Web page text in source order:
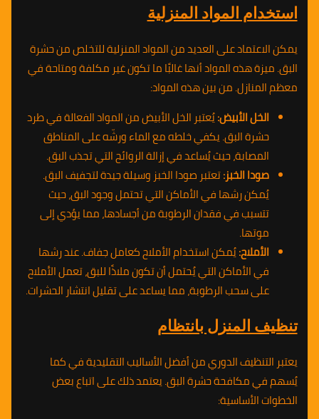
استخدام المواد المنزلية
يمكن الاعتماد على العديد من المواد المنزلية للتخلص من حشرة
البق. ميزة هذه المواد أنها غالبًا ما تكون غير مكلفة ومتاحة في
معظم المنازل. من بين هذه المواد:
الخل الأبيض:يُعتبر الخل الأبيض من المواد الفعالة في طرد
حشرة البق. يكفي خلطه مع الماء ورشّه على المناطق
المصابة، حيث يُساعد في إزالة الروائح التي تجذب البق.
صودا الخبز:تعتبر صودا الخبز وسيلة جيدة لتجفيف البق.
يُمكن رشها في الأماكن التي تحتمل وجود البق، حيث
تتسبب في فقدان الرطوبة من أجسادها، مما يؤدي إلى
موتها.
الأملاح:يُمكن استخدام الأملاح كعامل جفاف. عند رشها
في الأماكن التي يُحتمل أن تكون ملاذًا للبق، تعمل الأملاح
على سحب الرطوبة، مما يساعد على تقليل انتشار الحشرات.
تنظيف المنزل بانتظام
يعتبر التنظيف الدوري من أفضل الأساليب التقليدية في كما
يُسهم في مكافحة حشرة البق. يعتمد ذلك على اتباع بعض
الخطوات الأساسية: